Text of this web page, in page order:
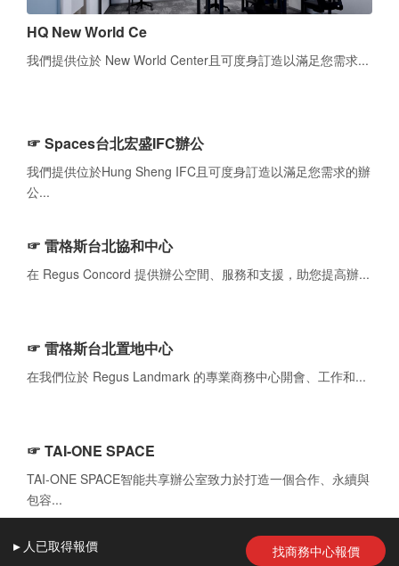
HQ New World Ce
我們提供位於 New World Center且可度身訂造以滿足您需求...
☞ Spaces台北宏盛IFC辦公
我們提供位於Hung Sheng IFC且可度身訂造以滿足您需求的辦
公...
☞ 雷格斯台北協和中心
在 Regus Concord 提供辦公空間、服務和支援，助您提高辦...
☞ 雷格斯台北置地中心
在我們位於 Regus Landmark 的專業商務中心開會、工作和...
☞ TAI-ONE SPACE
TAI-ONE SPACE智能共享辦公室致力於打造一個合作、永續與
包容...
▸ 人已取得報價 找商務中心報價